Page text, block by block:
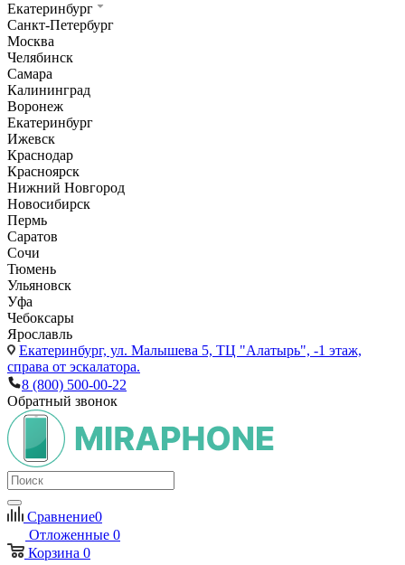
Екатеринбург
Санкт-Петербург
Москва
Челябинск
Самара
Калининград
Воронеж
Екатеринбург
Ижевск
Краснодар
Красноярск
Нижний Новгород
Новосибирск
Пермь
Саратов
Сочи
Тюмень
Ульяновск
Уфа
Чебоксары
Ярославль
Екатеринбург, ул. Малышева 5, ТЦ "Алатырь", -1 этаж,
справа от эскалатора.
8 (800) 500-00-22
Обратный звонок
Сравнение0
Отложенные 0
Корзина 0